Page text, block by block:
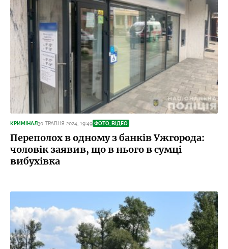
КРИМІНАЛ30 ТРАВНЯ 2024, 19:49 ФОТО, ВІДЕО
Переполох в одному з банків Ужгорода:
чоловік заявив, що в нього в сумці
вибухівка